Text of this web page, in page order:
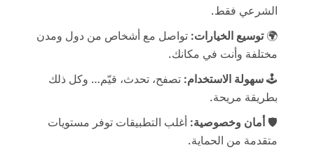
الشرعي فقط.
🌍توسيع الخيارات: تواصل مع أشخاص من دول ومدن
مختلفة وأنت في مكانك.
🕹️ سهولة الاستخدام: تصفح، تحدث، قيّم… وكل ذلك
بطريقة مريحة.
🛡️أمان وخصوصية: أغلب التطبيقات توفر مستويات
متقدمة من الحماية.